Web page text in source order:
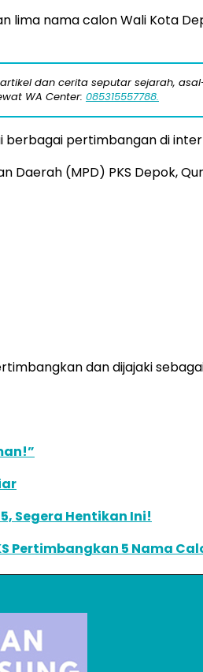
lima nama calon Wali Kota
dan cerita seputar sejarah,
WA Center: 085315557788.
pertimbangan di
(MPD) PKS Depok,
dan dijajaki
Segera Hentikan Ini!
Pertimbangkan 5 Nama